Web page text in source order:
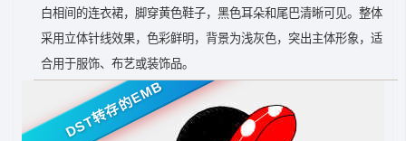
白相间的连衣裙，脚穿黄色鞋子，黑色耳朵和尾巴清晰可见。整体
采用立体针线效果，色彩鲜明，背景为浅灰色，突出主体形象，适
合用于服饰、布艺或装饰品。
DST转存的EMB